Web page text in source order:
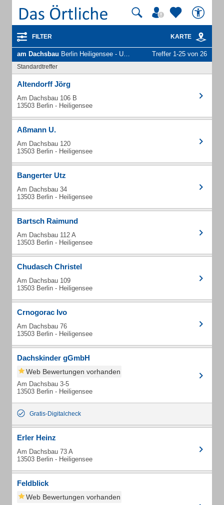
FILTER KARTE
am Dachsbau Berlin Heiligensee - Unternehmen und Personen Treffer 1-25 von 26
Standardtreffer
Altendorff Jörg
Am Dachsbau 106 B
13503 Berlin - Heiligensee
Aßmann U.
Am Dachsbau 120
13503 Berlin - Heiligensee
Bangerter Utz
Am Dachsbau 34
13503 Berlin - Heiligensee
Bartsch Raimund
Am Dachsbau 112 A
13503 Berlin - Heiligensee
Chudasch Christel
Am Dachsbau 109
13503 Berlin - Heiligensee
Crnogorac Ivo
Am Dachsbau 76
13503 Berlin - Heiligensee
Dachskinder gGmbH
Web Bewertungen vorhanden
Am Dachsbau 3-5
13503 Berlin - Heiligensee
Gratis-Digitalcheck
Erler Heinz
Am Dachsbau 73 A
13503 Berlin - Heiligensee
Feldblick
Web Bewertungen vorhanden